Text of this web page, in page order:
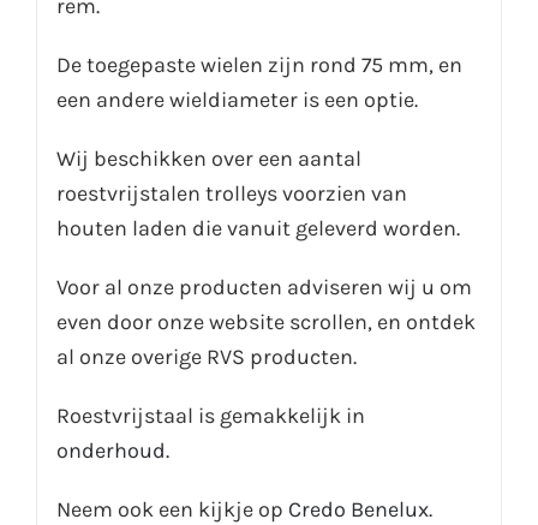
rem.
De toegepaste wielen zijn rond 75 mm, en
een andere wieldiameter is een optie.
Wij beschikken over een aantal
roestvrijstalen trolleys voorzien van
houten laden die vanuit geleverd worden.
Voor al onze producten adviseren wij u om
even door onze website scrollen, en ontdek
al onze overige RVS producten.
Roestvrijstaal is gemakkelijk in
onderhoud.
Neem ook een kijkje op Credo Benelux.